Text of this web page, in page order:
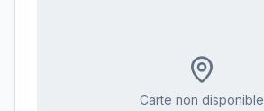
Carte non disponible